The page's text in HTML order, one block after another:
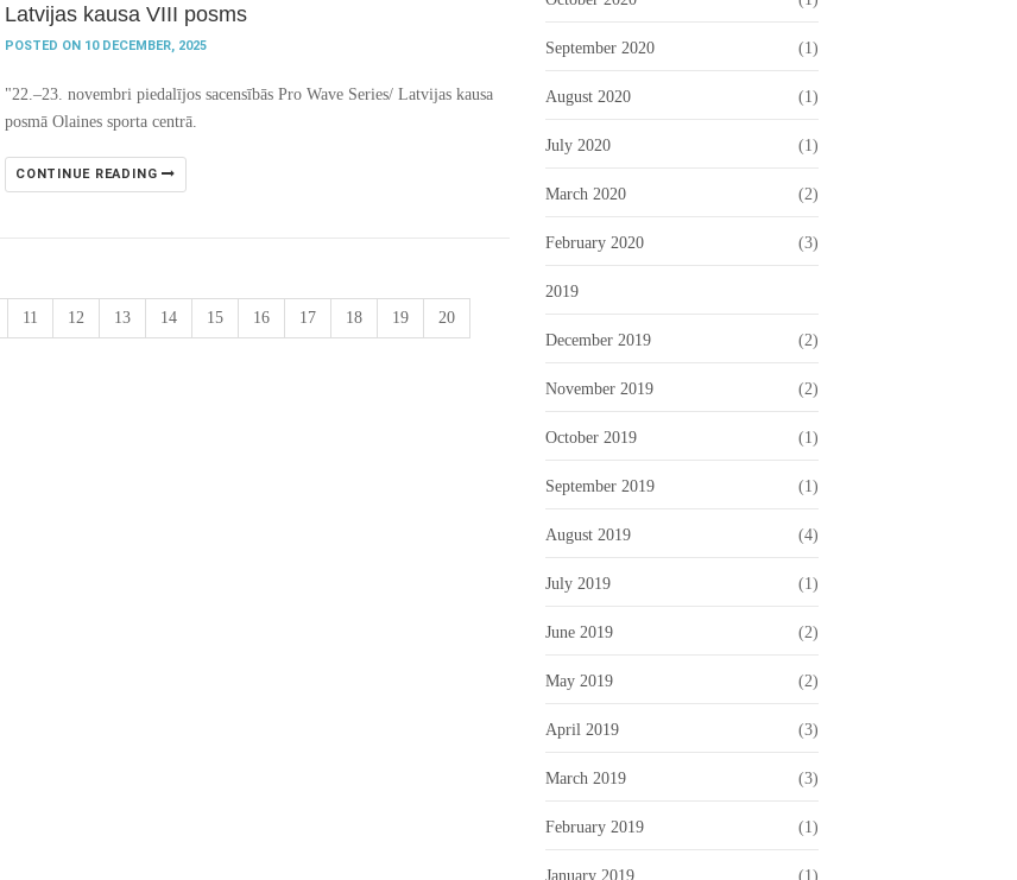
Latvijas kausa VIII posms
POSTED ON 10 DECEMBER, 2025
"22.–23. novembri piedalījos sacensībās Pro Wave Series/ Latvijas kausa
posmā Olaines sporta centrā.
CONTINUE READING
11 12 13 14 15 16 17 18 19 20
September 2020 (1)
August 2020 (1)
July 2020 (1)
March 2020 (2)
February 2020 (3)
2019
December 2019 (2)
November 2019 (2)
October 2019 (1)
September 2019 (1)
August 2019 (4)
July 2019 (1)
June 2019 (2)
May 2019 (2)
April 2019 (3)
March 2019 (3)
February 2019 (1)
January 2019 (1)